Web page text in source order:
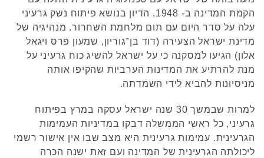
הקמת המדינה ב- 1948. הדיון בנושא פיתוח נשק גרעיני
עלה על סדר היום עם תום מלחמת השחרור. מנהיגיה של
מדינת ישראל הצעירה (דוד בן־גוריון, שמעון פרס ויגאל
אלון) הגיעו למסקנה כי על ישראל להשיג כוח גרעיני על
מנת להרתיע את המדינות הערביות שהקיפו אותה
מניסיונות להביא לידי השמדתה.
למרות שבמשך 30 שנה ישראל עסקה במרץ בפיתוח
גרעיני, כל ראשי הממשלה דבקו במדיניות העמימות
הגרעינית. עמימות גרעינית היא מצב שבו אין אישור רשמי
ליכולתה הגרעינית של המדינה ועם זאת ישנה הכרה